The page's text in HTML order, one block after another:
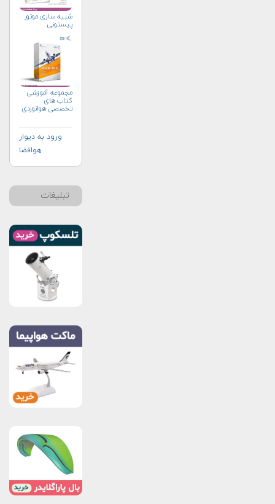
شبیه سازی موتور
پیستونی
مجموعه آموزشی
کتاب های
تخصصی هوانوردی
ورود به دیوار
هوافضا
تبلیغات